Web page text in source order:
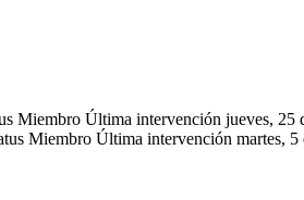
Miembro Última intervención jueves, 25
Miembro Última intervención martes,